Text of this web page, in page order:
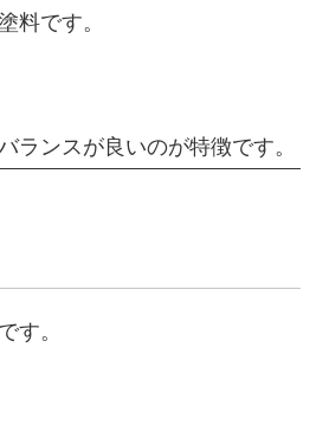
料です。
ランスが良いのが特徴です。
す。